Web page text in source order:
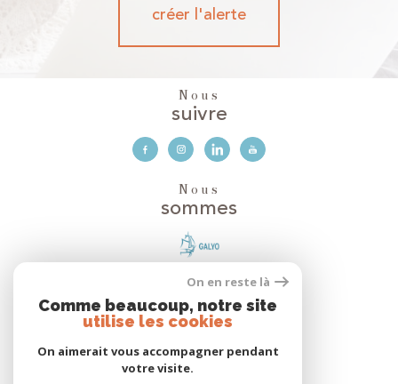
créer l'alerte
Nous
suivre
Nous
sommes
Avis
Clients
Nous
On en reste là
Comme beaucoup, notre site
utilise les cookies
On aimerait vous accompagner pendant
votre visite.